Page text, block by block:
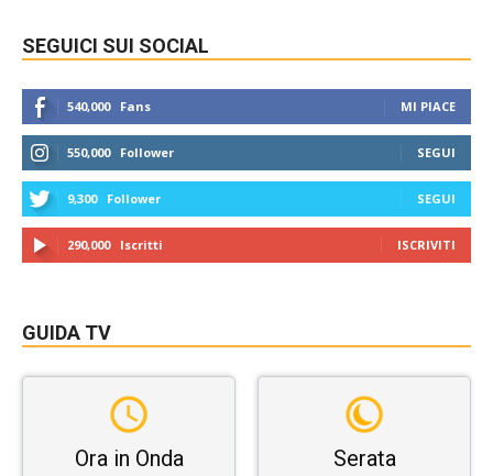
SEGUICI SUI SOCIAL
540,000 Fans MI PIACE
550,000 Follower SEGUI
9,300 Follower SEGUI
290,000 Iscritti ISCRIVITI
GUIDA TV
Ora in Onda Serata